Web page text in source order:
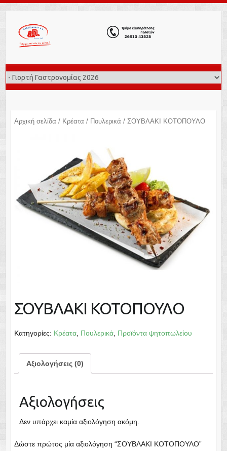
Αρχική σελίδα / Κρέατα / Πουλερικά / ΣΟΥΒΛΑΚΙ ΚΟΤΟΠΟΥΛΟ
ΣΟΥΒΛΑΚΙ ΚΟΤΟΠΟΥΛΟ
Κατηγορίες: Κρέατα, Πουλερικά, Προϊόντα ψητοπωλείου
Αξιολογήσεις (0)
Αξιολογήσεις
Δεν υπάρχει καμία αξιολόγηση ακόμη.
Δώστε πρώτος μία αξιολόγηση “ΣΟΥΒΛΑΚΙ ΚΟΤΟΠΟΥΛΟ”